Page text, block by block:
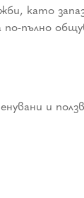
пълно
и